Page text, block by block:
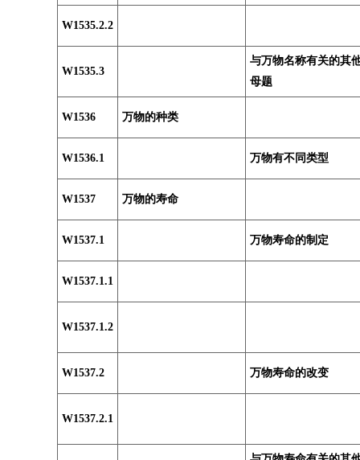
W1535.2.2
W1535.3
与万物名称有关的其
母题
W1536 万物的种类
W1536.1 万物有不同类型
W1537 万物的寿命
W1537.1 万物寿命的制定
W1537.1.1
W1537.1.2
W1537.2 万物寿命的改变
W1537.2.1